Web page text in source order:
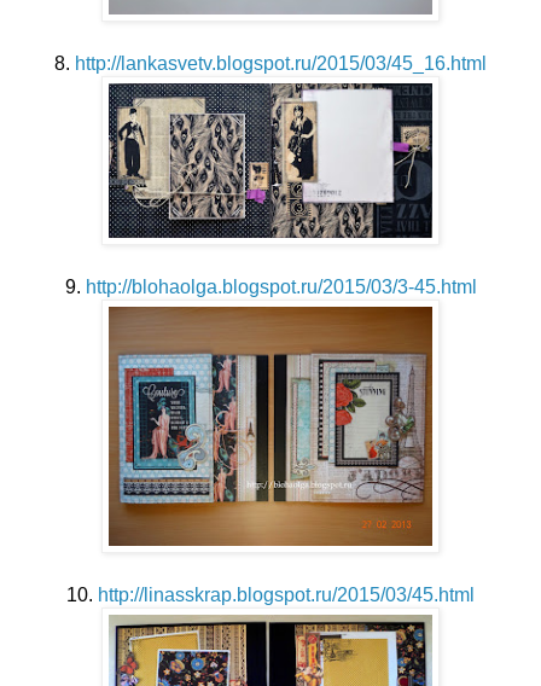
8. http://lankasvetv.blogspot.ru/2015/03/45_16.html
9. http://blohaolga.blogspot.ru/2015/03/3-45.html
10. http://linasskrap.blogspot.ru/2015/03/45.html